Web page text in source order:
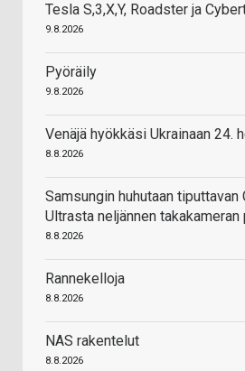
Tesla S,3,X,Y, Roadster ja
9.8.2026
Pyöräily
9.8.2026
Venäjä hyökkäsi Ukrainaan 24.
8.8.2026
Samsungin huhutaan tiputtavan
Ultrasta neljännen takakameran
8.8.2026
Rannekelloja
8.8.2026
NAS rakentelut
8.8.2026